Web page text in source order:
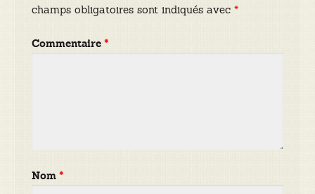
champs obligatoires sont indiqués avec*
Commentaire*
Nom*